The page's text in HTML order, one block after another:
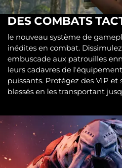
DES COMBATS
le nouveau système de
inédites en combat.
embuscade aux patrouilles
leurs cadavres de
puissants. Protégez des VIP et
blessés en les transportant